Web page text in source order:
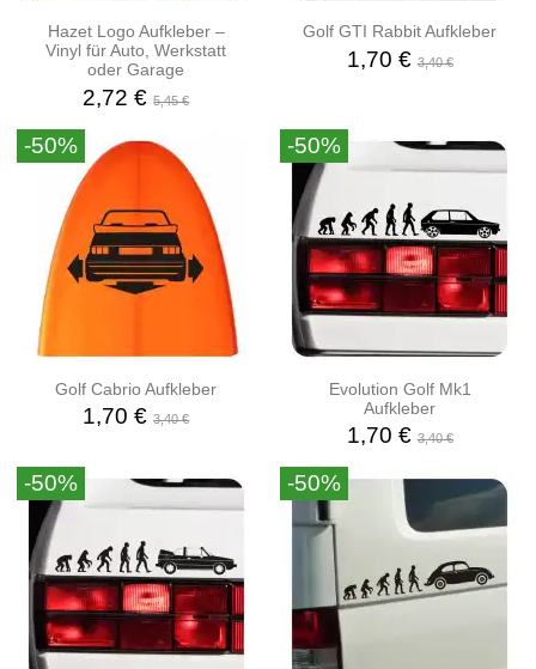
Hazet Logo Aufkleber –
Vinyl für Auto, Werkstatt
oder Garage
2,72 €5,45 €
Golf GTI Rabbit Aufkleber
1,70 €3,40 €
-50%
Golf Cabrio Aufkleber
1,70 €3,40 €
-50%
Evolution Golf Mk1
Aufkleber
1,70 €3,40 €
-50% -50%